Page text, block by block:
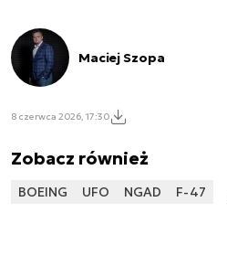
Maciej Szopa
8 czerwca 2026, 17:30
Zobacz również
BOEING UFO NGAD F-47